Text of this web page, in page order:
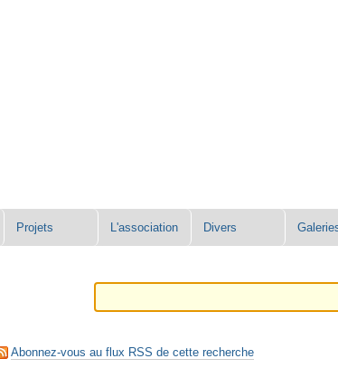
Projets L'association Divers
Abonnez-vous au flux RSS de cette recherche